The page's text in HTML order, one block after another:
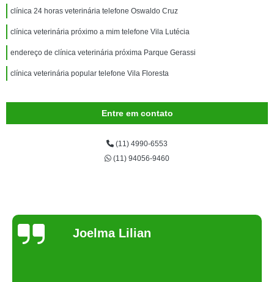
clínica 24 horas veterinária telefone Oswaldo Cruz
clínica veterinária próximo a mim telefone Vila Lutécia
endereço de clínica veterinária próxima Parque Gerassi
clínica veterinária popular telefone Vila Floresta
Entre em contato
(11) 4990-6553
(11) 94056-9460
Joelma Lilian